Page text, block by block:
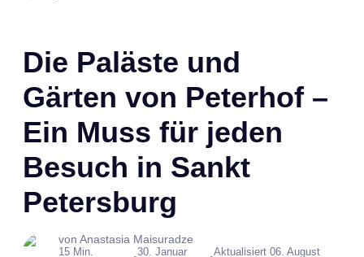
Die Paläste und
Gärten von Peterhof –
Ein Muss für jeden
Besuch in Sankt
Petersburg
von Anastasia Maisuradze
15 Min.
30. Januar
Aktualisiert 06. August